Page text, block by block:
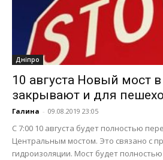
Дніпро
10 августа Новый мост
закрывают и для
Галина - 09.08.2019 23:05
С 7:00 10 августа будет полностью
Центральным мостом. Это связано с
гидроизоляции. Мост будет